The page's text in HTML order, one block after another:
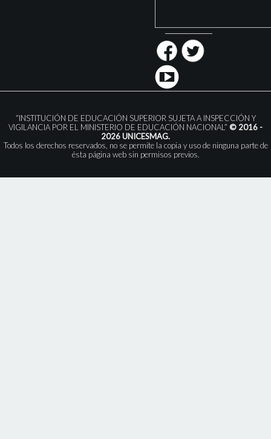
“INSTITUCIÓN DE EDUCACIÓN SUPERIOR SUJETA A INSPECCIÓN Y
VIGILANCIA POR EL MINISTERIO DE EDUCACIÓN NACIONAL” © 2016 -
2026 UNICESMAG.
Todos los derechos reservados, no se permite la copia y uso de ninguna parte de
ésta página web sin permisos previos.